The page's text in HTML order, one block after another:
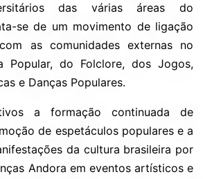
das várias áreas do
se de um movimento de ligação
as comunidades externas no
Popular, do Folclore, dos Jogos,
e Danças Populares.
a formação continuada de
de espetáculos populares e a
da cultura brasileira por
Andora em eventos artísticos e